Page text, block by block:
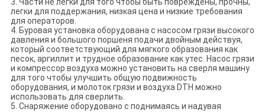
3. Части не легки для того чтобы быть повреждены, прочны,
легки для поддержания, низкая цена и низкие требования
для операторов.
4. Буровая установка оборудована с насосом грязи высокого
давления и большого поршеня подачи двойным действуя,
который соответствующий для мягкого образования как
песок, аргиллит и трудное образование как утес. Насос грязи
и компрессор воздуха можно установить на сверля машину
для того чтобы улучшить общую подвижность
оборудования, и молоток грязи и воздуха DTH можно
использовать для сверлить.
5. Снаряжение оборудовано с поднимаясь и надувая